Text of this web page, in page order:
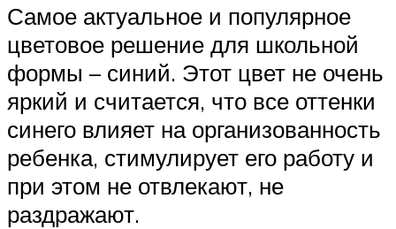
Самое актуальное и популярное
цветовое решение для школьной
формы – синий. Этот цвет не очень
яркий и считается, что все оттенки
синего влияет на организованность
ребенка, стимулирует его работу и
при этом не отвлекают, не
раздражают.